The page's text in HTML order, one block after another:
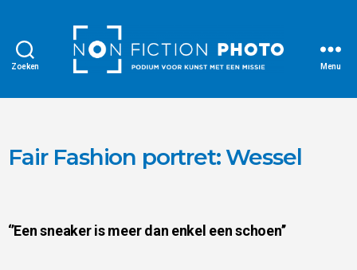
Zoeken Menu
Fair Fashion portret: Wessel
‘’Een sneaker is meer dan enkel een schoen’’